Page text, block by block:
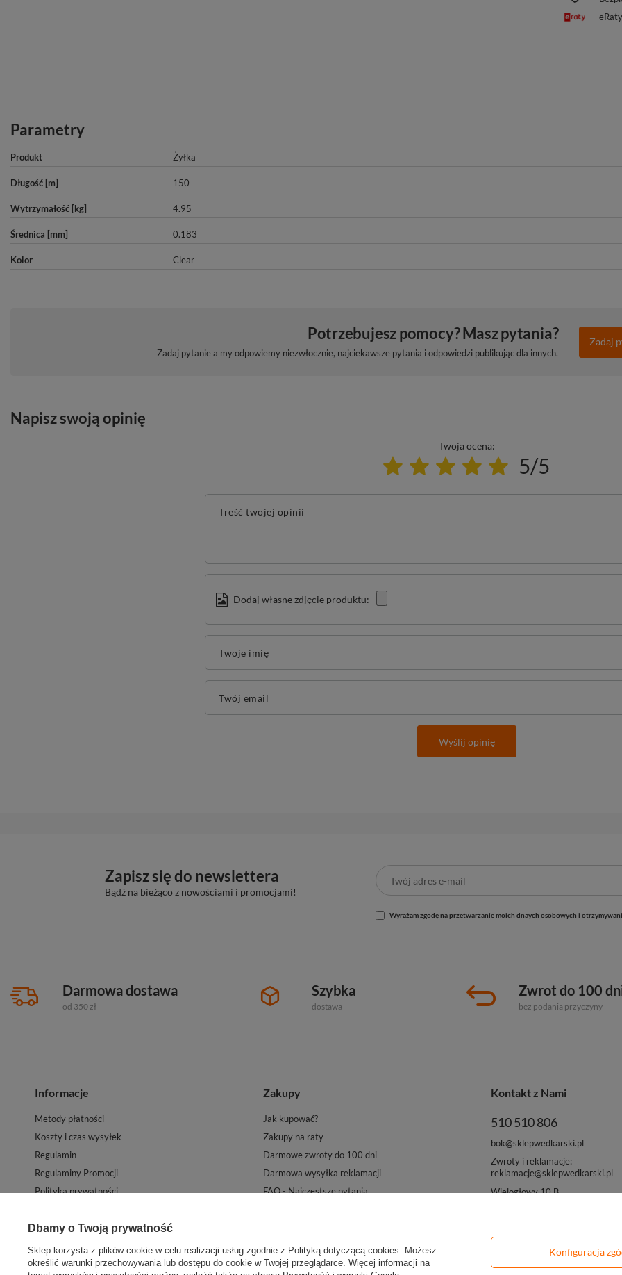
Parametry
Produkt Żyłka
Długość [m] 150
Wytrzymałość [kg] 4.95
Średnica [mm] 0.183
Kolor Clear
Potrzebujesz pomocy? Masz pytania?
Zadaj pytanie a my odpowiemy niezwłocznie, najciekawsze pytania i odpowiedzi publikując dla innych.
Zadaj
Napisz swoją opinię
Twoja ocena:
5/5
Treść twojej opinii
Dodaj własne zdjęcie produktu:
Twoje imię
Twój email
Wyślij opinię
Zapisz się do newslettera
Bądź na bieżąco z nowościami i promocjami!
Wyrażam zgodę na przetwarzanie moich dnaych osobowych i
Darmowa dostawa
od 350 zł
Szybka
dostawa
Zwrot do 100
bez podania przyczyny
Informacje
Metody płatności
Koszty i czas wysyłek
Regulamin
Regulaminy Promocji
Polityka prywatności
Newsletter
Zakupy
Jak kupować?
Zakupy na raty
Darmowe zwroty do 100 dni
Darmowa wysyłka reklamacji
FAQ - Najczęstsze pytania
Kontakt z Nami
510 510 806
bok@sklepwedkarski.pl
Zwroty i reklamacje:
reklamacje@sklepwedkarski.pl
Wielogłowy 10 B
Dbamy o Twoją prywatność
Sklep korzysta z plików cookie w celu realizacji usług zgodnie z Polityką dotyczącą cookies . Możesz
określić warunki przechowywania lub dostępu do cookie w Twojej przeglądarce. Więcej informacji na
Konfiguracja